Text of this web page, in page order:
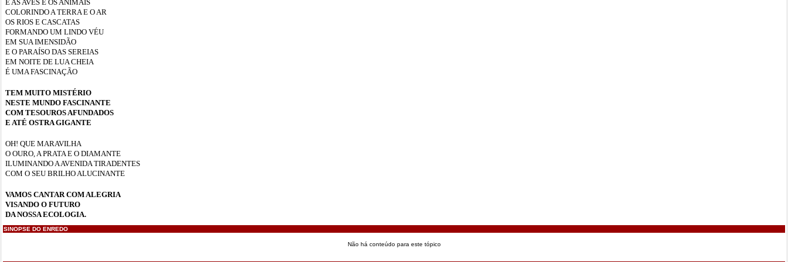
E AS AVES E OS ANIMAIS
COLORINDO A TERRA E O AR
OS RIOS E CASCATAS
FORMANDO UM LINDO VÉU
EM SUA IMENSIDÃO
E O PARAÍSO DAS SEREIAS
EM NOITE DE LUA CHEIA
É UMA FASCINAÇÃO
TEM MUITO MISTÉRIO
NESTE MUNDO FASCINANTE
COM TESOUROS AFUNDADOS
E ATÉ OSTRA GIGANTE
OH! QUE MARAVILHA
O OURO, A PRATA E O DIAMANTE
ILUMINANDO A AVENIDA TIRADENTES
COM O SEU BRILHO ALUCINANTE
VAMOS CANTAR COM ALEGRIA
VISANDO O FUTURO
DA NOSSA ECOLOGIA.
SINOPSE DO ENREDO
Não há conteúdo para este tópico